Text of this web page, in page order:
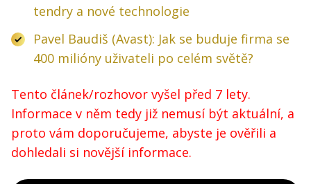
tendry a nové technologie
Pavel Baudiš (Avast): Jak se buduje firma se
400 milióny uživateli po celém světě?
Tento článek/rozhovor vyšel před 7 lety.
Informace v něm tedy již nemusí být aktuální, a
proto vám doporučujeme, abyste je ověřili a
dohledali si novější informace.